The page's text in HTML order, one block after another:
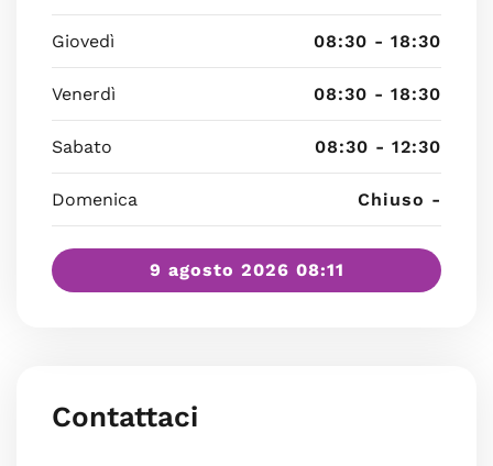
Giovedì 08:30 - 18:30
Venerdì 08:30 - 18:30
Sabato 08:30 - 12:30
Domenica Chiuso -
9 agosto 2026 08:11
Contattaci